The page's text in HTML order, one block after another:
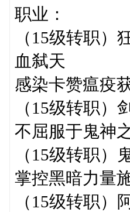
职业：
（15级转职
血弑天
感染卡赞瘟疫
（15级转职
不屈服于鬼神
（15级转职
掌控黑暗力量
（15级转职